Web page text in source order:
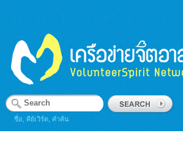
ชื่อ, คีย์เวิร์ด, คำค้น